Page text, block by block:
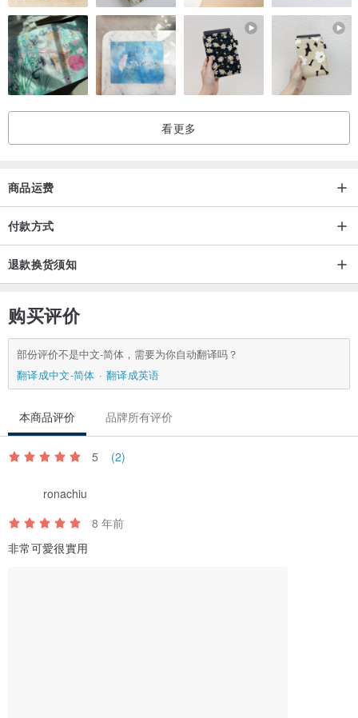
/ 设计师及品牌简介 / 7321 Design-韩国文创品牌
7321Design商品大集合
韩国
看更多
商品运费
付款方式
退款换货须知
购买评价
部份评价不是中文-简体，需要为你自动翻译吗？
翻译成中文-简体
翻译成英语
本商品评价 品牌所有评价
5 (2)
ronachiu
8 年前
非常可愛很實用